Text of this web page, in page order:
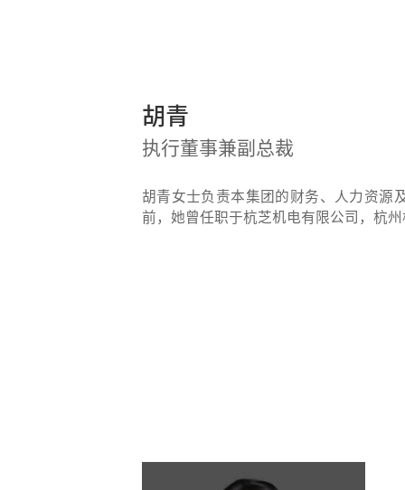
胡青
执行董事兼副总裁
胡青女士负责本集团的财务、人力资源
前，她曾任职于杭芝机电有限公司，杭